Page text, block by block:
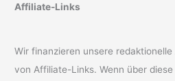
Affiliate-Links
Wir finanzieren unsere
von Affiliate-Links. Wenn über